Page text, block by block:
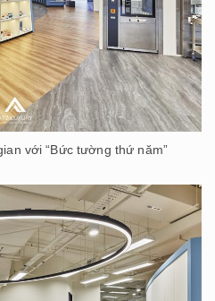
với “Bức tường thứ năm”